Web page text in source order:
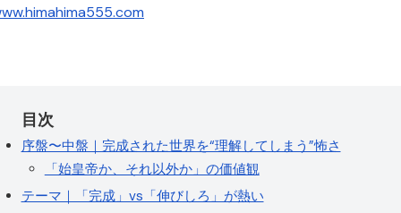
序盤〜中盤｜完成された世界を“理解してしまう”怖さ
「始皇帝か、それ以外か」の価値観
テーマ｜「完成」vs「伸びしろ」が熱い